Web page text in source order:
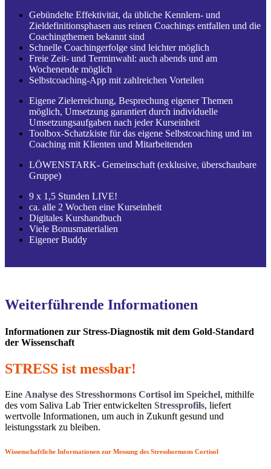
Gebündelte Effektivität, da übliche Kennlern- und
Zieldefinitionsphasen aus reinen Coachings entfallen und die
Coachingthemen bekannt sind
Schnelle Coachingerfolge sind leichter möglich
Freie Zeit- und Terminwahl: auch abends und am
Wochenende möglich
Selbstcoaching-App mit zahlreichen Vorteilen
Eigene Zielerreichung, Besprechung eigener Themen
möglich, Umsetzung garantiert durch individuelle
Umsetzungsaufgaben nach jeder Kurseinheit
Toolbox-Schatzkiste für das eigene Selbstcoaching und im
Coaching mit Klienten und Mitarbeitenden
LÖWENSTARK- Gemeinschaft (exklusive, überschaubare
Gruppe)
9 x 1,5 Stunden LIVE!
ca. alle 2 Wochen eine Kurseinheit
Digitales Kurshandbuch
Viele Bonusmaterialien
Eigener Buddy
Weiterführende Informationen
Informationen zur Stress-Diagnostik mit dem Gold-Standard
der Wissenschaft
STRESS ist messbar!
Eine Analyse des Stresshormons Cortisol im Speichel, mithilfe
des vom Saliva Lab Trier entwickelten Stressprofils, liefert
wertvolle Informationen, um auch in Zukunft gesund und
leistungsstark zu bleiben.
Wissenschaftliche Informationen zur Messung des Stresshormons Cortisol